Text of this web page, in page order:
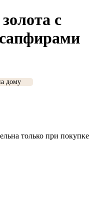
с
дому
только при покупке